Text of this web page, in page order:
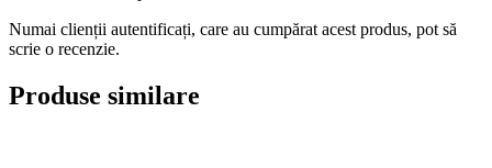
Numai clienții autentificați, care au cumpărat acest produs, pot să
scrie o recenzie.
Produse similare